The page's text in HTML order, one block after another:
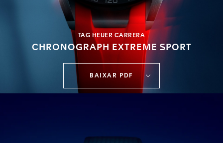
TAG HEUER CARRERA
CHRONOGRAPH EXTREME SPORT
BAIXAR PDF